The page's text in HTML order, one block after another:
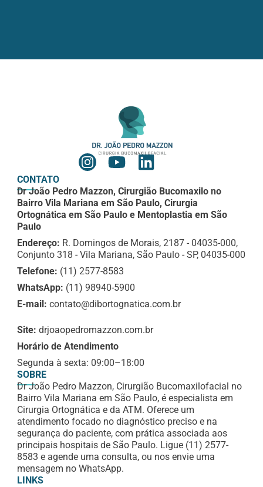
SOBRE
Dr João Pedro Mazzon, Cirurgião Bucomaxilofacial no
Bairro Vila Mariana em São Paulo, é especialista em
Cirurgia Ortognática e da ATM. Oferece um
atendimento focado no diagnóstico preciso e na
segurança do paciente, com prática associada aos
principais hospitais de São Paulo. Ligue (11) 2577-
8583 e agende uma consulta, ou nos envie uma
mensagem no WhatsApp.
LINKS
CONTATO
Dr João Pedro Mazzon, Cirurgião Bucomaxilo no
Bairro Vila Mariana em São Paulo, Cirurgia
Ortognática em São Paulo e Mentoplastia em São
Paulo
Endereço: R. Domingos de Morais, 2187 - 04035-000,
Conjunto 318 - Vila Mariana, São Paulo - SP, 04035-000
Telefone: (11) 2577-8583
WhatsApp: (11) 98940-5900
E-mail: contato@dibortognatica.com.br
Site: drjoaopedromazzon.com.br
Horário de Atendimento
Segunda à sexta: 09:00–18:00